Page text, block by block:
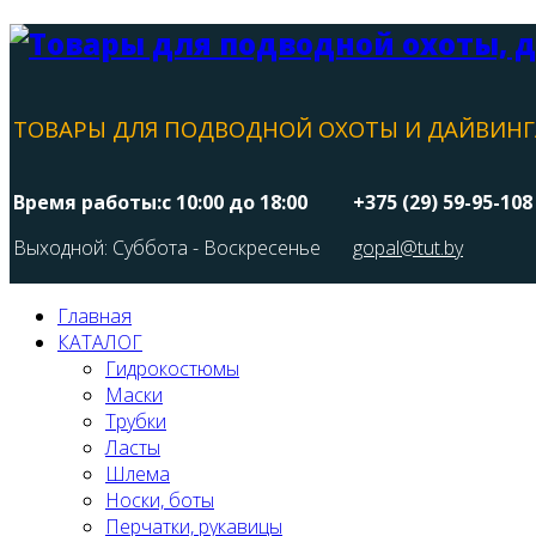
ТОВАРЫ ДЛЯ ПОДВОДНОЙ ОХОТЫ И
Время работы:с 10:00 до 18:00
Выходной: Суббота - Воскресенье
+375 (29) 59-95-108
gopal@tut.by
Главная
КАТАЛОГ
Гидрокостюмы
Маски
Трубки
Ласты
Шлема
Носки, боты
Перчатки, рукавицы